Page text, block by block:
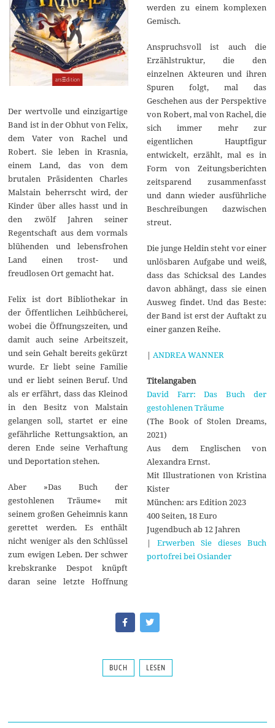
Der wertvolle und einzigartige
Band ist in der Obhut von Felix,
dem Vater von Rachel und
Robert. Sie leben in Krasnia,
einem Land, das von dem
brutalen Präsidenten Charles
Malstain beherrscht wird, der
Kinder über alles hasst und in
den zwölf Jahren seiner
Regentschaft aus dem vormals
blühenden und lebensfrohen
Land einen trost- und
freudlosen Ort gemacht hat.
Felix ist dort Bibliothekar in
der Öffentlichen Leihbücherei,
wobei die Öffnungszeiten, und
damit auch seine Arbeitszeit,
und sein Gehalt bereits gekürzt
wurde. Er liebt seine Familie
und er liebt seinen Beruf. Und
als er erfährt, dass das Kleinod
in den Besitz von Malstain
gelangen soll, startet er eine
gefährliche Rettungsaktion, an
deren Ende seine Verhaftung
und Deportation stehen.
Aber »Das Buch der
gestohlenen Träume« mit
seinem großen Geheimnis kann
gerettet werden. Es enthält
nicht weniger als den Schlüssel
zum ewigen Leben. Der schwer
krebskranke Despot knüpft
daran seine letzte Hoffnung
werden zu einem komplexen
Gemisch.
Anspruchsvoll ist auch die
Erzählstruktur, die den
einzelnen Akteuren und ihren
Spuren folgt, mal das
Geschehen aus der Perspektive
von Robert, mal von Rachel, die
sich immer mehr zur
eigentlichen Hauptfigur
entwickelt, erzählt, mal es in
Form von Zeitungsberichten
zeitsparend zusammenfasst
und dann wieder ausführliche
Beschreibungen dazwischen
streut.
Die junge Heldin steht vor einer
unlösbaren Aufgabe und weiß,
dass das Schicksal des Landes
davon abhängt, dass sie einen
Ausweg findet. Und das Beste:
der Band ist erst der Auftakt zu
einer ganzen Reihe.
| ANDREA WANNER
Titelangaben
David Farr: Das Buch der
gestohlenen Träume
(The Book of Stolen Dreams,
2021)
Aus dem Englischen von
Alexandra Ernst.
Mit Illustrationen von Kristina
Kister
München: ars Edition 2023
400 Seiten, 18 Euro
Jugendbuch ab 12 Jahren
| Erwerben Sie dieses Buch
portofrei bei Osiander
BUCH LESEN